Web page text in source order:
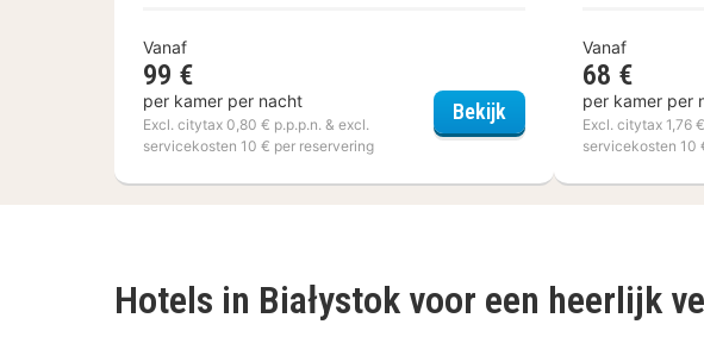
Vanaf
99 €
per kamer per nacht
Excl. citytax 0,80 € p.p.p.n. & excl.
servicekosten 10 € per reservering
Bekijkibis Liège Seraing
Vanaf
68 €
per kamer per
Excl. citytax 1,76
servicekosten 10
Hotels in Białystok voor een heerlijk